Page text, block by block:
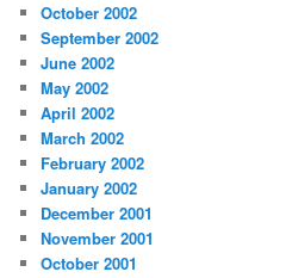
October 2002
September 2002
June 2002
May 2002
April 2002
March 2002
February 2002
January 2002
December 2001
November 2001
October 2001